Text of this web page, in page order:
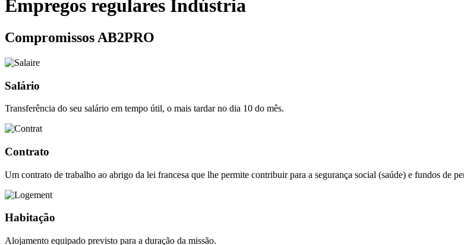
Empregos regulares Indústria
Compromissos AB2PRO
Salário
Transferência do seu salário em tempo útil, o mais tardar no dia 10 do mês.
Contrato
Um contrato de trabalho ao abrigo da lei francesa que lhe permite contribuir para a segurança social (saúde) e fundos de
Habitação
Alojamento equipado previsto para a duração da missão.